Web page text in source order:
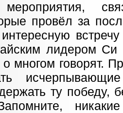
провёл за
лидером
о многом говорят.
ту победу,